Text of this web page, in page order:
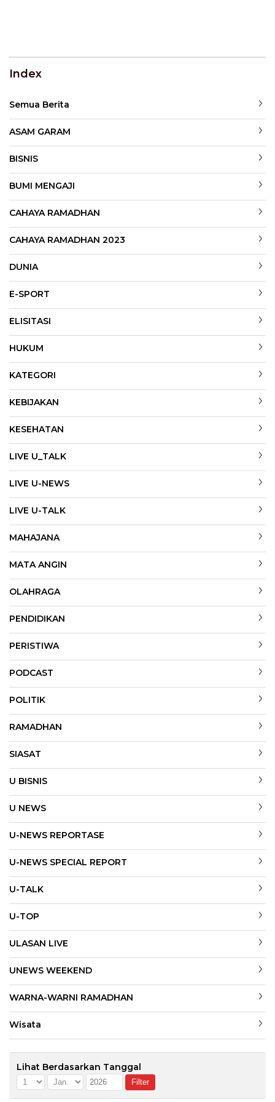
Index
Semua Berita
ASAM GARAM
BISNIS
BUMI MENGAJI
CAHAYA RAMADHAN
CAHAYA RAMADHAN 2023
DUNIA
E-SPORT
ELISITASI
HUKUM
KATEGORI
KEBIJAKAN
KESEHATAN
LIVE U_TALK
LIVE U-NEWS
LIVE U-TALK
MAHAJANA
MATA ANGIN
OLAHRAGA
PENDIDIKAN
PERISTIWA
PODCAST
POLITIK
RAMADHAN
SIASAT
U BISNIS
U NEWS
U-NEWS REPORTASE
U-NEWS SPECIAL REPORT
U-TALK
U-TOP
ULASAN LIVE
UNEWS WEEKEND
WARNA-WARNI RAMADHAN
Wisata
Lihat Berdasarkan Tanggal